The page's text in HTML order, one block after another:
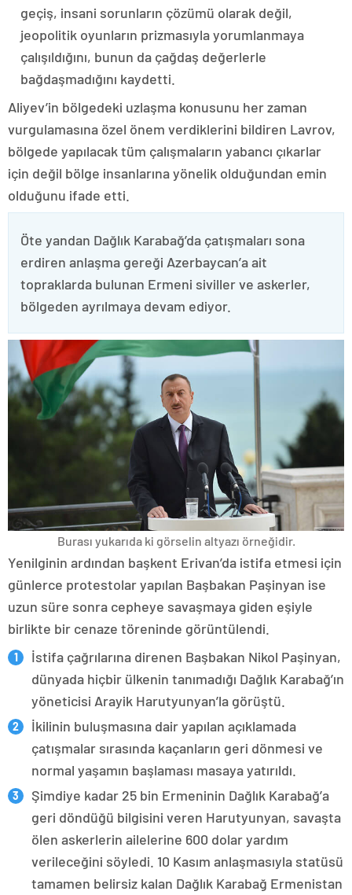
geçiş, insani sorunların çözümü olarak değil,
jeopolitik oyunların prizmasıyla yorumlanmaya
çalışıldığını, bunun da çağdaş değerlerle
bağdaşmadığını kaydetti.
Aliyev’in bölgedeki uzlaşma konusunu her zaman
vurgulamasına özel önem verdiklerini bildiren Lavrov,
bölgede yapılacak tüm çalışmaların yabancı çıkarlar
için değil bölge insanlarına yönelik olduğundan emin
olduğunu ifade etti.
Öte yandan Dağlık Karabağ’da çatışmaları sona
erdiren anlaşma gereği Azerbaycan’a ait
topraklarda bulunan Ermeni siviller ve askerler,
bölgeden ayrılmaya devam ediyor.
Burası yukarıda ki görselin altyazı örneğidir.
Yenilginin ardından başkent Erivan’da istifa etmesi için
günlerce protestolar yapılan Başbakan Paşinyan ise
uzun süre sonra cepheye savaşmaya giden eşiyle
birlikte bir cenaze töreninde görüntülendi.
İstifa çağrılarına direnen Başbakan Nikol Paşinyan,
dünyada hiçbir ülkenin tanımadığı Dağlık Karabağ’ın
yöneticisi Arayik Harutyunyan’la görüştü.
İkilinin buluşmasına dair yapılan açıklamada
çatışmalar sırasında kaçanların geri dönmesi ve
normal yaşamın başlaması masaya yatırıldı.
Şimdiye kadar 25 bin Ermeninin Dağlık Karabağ’a
geri döndüğü bilgisini veren Harutyunyan, savaşta
ölen askerlerin ailelerine 600 dolar yardım
verileceğini söyledi. 10 Kasım anlaşmasıyla statüsü
tamamen belirsiz kalan Dağlık Karabağ Ermenistan